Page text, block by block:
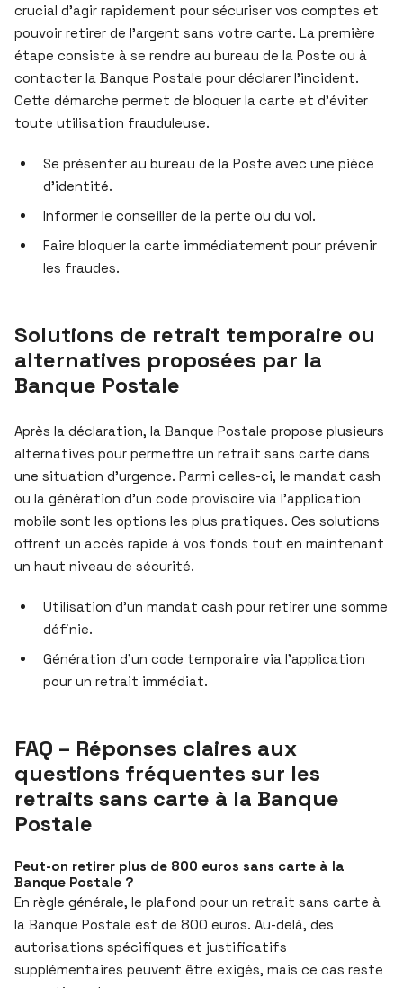
crucial d’agir rapidement pour sécuriser vos comptes et
pouvoir retirer de l’argent sans votre carte. La première
étape consiste à se rendre au bureau de la Poste ou à
contacter la Banque Postale pour déclarer l’incident.
Cette démarche permet de bloquer la carte et d’éviter
toute utilisation frauduleuse.
Se présenter au bureau de la Poste avec une pièce
d’identité.
Informer le conseiller de la perte ou du vol.
Faire bloquer la carte immédiatement pour prévenir
les fraudes.
Solutions de retrait temporaire ou
alternatives proposées par la
Banque Postale
Après la déclaration, la Banque Postale propose plusieurs
alternatives pour permettre un retrait sans carte dans
une situation d’urgence. Parmi celles-ci, le mandat cash
ou la génération d’un code provisoire via l’application
mobile sont les options les plus pratiques. Ces solutions
offrent un accès rapide à vos fonds tout en maintenant
un haut niveau de sécurité.
Utilisation d’un mandat cash pour retirer une somme
définie.
Génération d’un code temporaire via l’application
pour un retrait immédiat.
FAQ – Réponses claires aux
questions fréquentes sur les
retraits sans carte à la Banque
Postale
Peut-on retirer plus de 800 euros sans carte à la
Banque Postale ?
En règle générale, le plafond pour un retrait sans carte à
la Banque Postale est de 800 euros. Au-delà, des
autorisations spécifiques et justificatifs
supplémentaires peuvent être exigés, mais ce cas reste